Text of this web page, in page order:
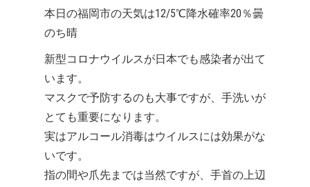
本日の福岡市の天気は12/5℃降水確率20％曇
のち晴
新型コロナウイルスが日本でも感染者が出て
います。
マスクで予防するのも大事ですが、手洗いが
とても重要になります。
実はアルコール消毒はウイルスには効果がな
いです。
指の間や爪先までは当然ですが、手首の上辺